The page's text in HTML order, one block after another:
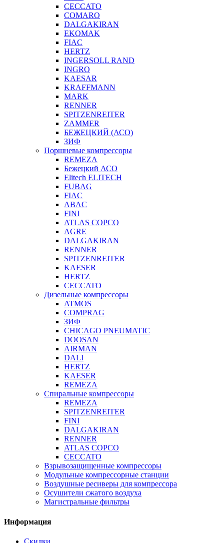
CECCATO
COMARO
DALGAKIRAN
EKOMAK
FIAC
HERTZ
INGERSOLL RAND
INGRO
KAESAR
KRAFFMANN
MARK
RENNER
SPITZENREITER
ZAMMER
БЕЖЕЦКИЙ (АСО)
ЗИФ
Поршневые компрессоры
REMEZA
Бежецкий АСО
Elitech ELITECH
FUBAG
FIAC
ABAC
FINI
ATLAS COPCO
AGRE
DALGAKIRAN
RENNER
SPITZENREITER
KAESER
HERTZ
CECCATO
Дизельные компрессоры
ATMOS
COMPRAG
ЗИФ
CHICAGO PNEUMATIC
DOOSAN
AIRMAN
DALI
HERTZ
KAESER
REMEZA
Спиральные компрессоры
REMEZA
SPITZENREITER
FINI
DALGAKIRAN
RENNER
ATLAS COPCO
CECCATO
Взрывозащищенные компрессоры
Модульные компрессорные станции
Воздушные ресиверы для компрессора
Осушители сжатого воздуха
Магистральные фильтры
Информация
Скидки